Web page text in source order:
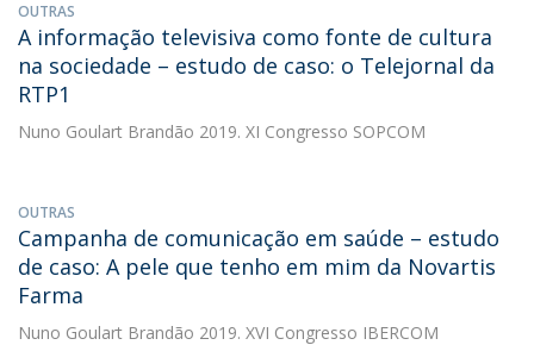
OUTRAS
A informação televisiva como fonte de cultura
na sociedade – estudo de caso: o Telejornal da
RTP1
Nuno Goulart Brandão 2019. XI Congresso SOPCOM
OUTRAS
Campanha de comunicação em saúde – estudo
de caso: A pele que tenho em mim da Novartis
Farma
Nuno Goulart Brandão 2019. XVI Congresso IBERCOM